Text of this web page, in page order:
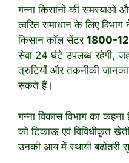
गन्ना किसानों की समस्याओं
त्वरित समाधान के लिए
किसान कॉल सेंटर 1800-
सेवा 24 घंटे उपलब्ध रहेगी,
त्रुटियों और तकनीकी
सकते हैं।
गन्ना विकास विभाग का
को टिकाऊ एवं विविधीकृत
उनकी आय में स्थायी बढ़ोतरी